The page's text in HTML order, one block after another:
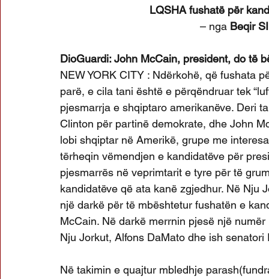
LQSHA fushatë për
– nga Beqir
DioGuardi: John McCain, president, do të
NEW YORK CITY : Ndërkohë, që fushata
parë, e cila tani është e përqëndruar tek
pjesmarrja e shqiptaro amerikanëve. Deri
Clinton për partinë demokrate, dhe John
lobi shqiptar në Amerikë, grupe me
tërheqin vëmendjen e kandidatëve për
pjesmarrës në veprimtarit e tyre për të
kandidatëve që ata kanë zgjedhur. Në
një darkë për të mbështetur fushatën e
McCain. Në darkë merrnin pjesë një
Nju Jorkut, Alfons DaMato dhe ish senatori
Në takimin e quajtur mbledhje